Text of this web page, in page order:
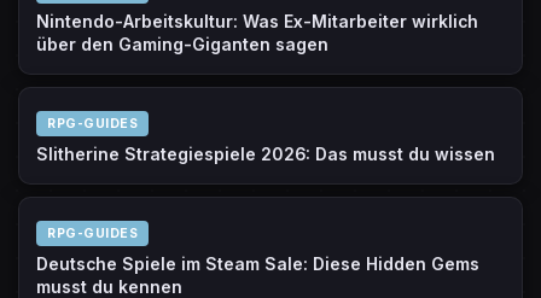
Nintendo-Arbeitskultur: Was Ex-Mitarbeiter wirklich
über den Gaming-Giganten sagen
RPG-GUIDES
Slitherine Strategiespiele 2026: Das musst du wissen
RPG-GUIDES
Deutsche Spiele im Steam Sale: Diese Hidden Gems
musst du kennen